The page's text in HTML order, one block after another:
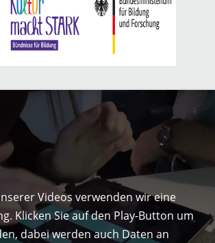
Videos verwenden wir eine
Klicken Sie auf den Play-Button um
dabei werden auch Daten an